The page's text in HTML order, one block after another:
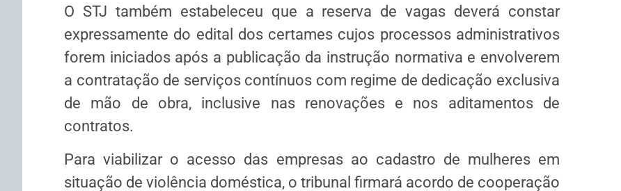
O STJ também estabeleceu que a reserva de vagas deverá constar
expressamente do edital dos certames cujos processos administrativos
forem iniciados após a publicação da instrução normativa e envolverem
a contratação de serviços contínuos com regime de dedicação exclusiva
de mão de obra, inclusive nas renovações e nos aditamentos de
contratos.
Para viabilizar o acesso das empresas ao cadastro de mulheres em
situação de violência doméstica, o tribunal firmará acordo de cooperação